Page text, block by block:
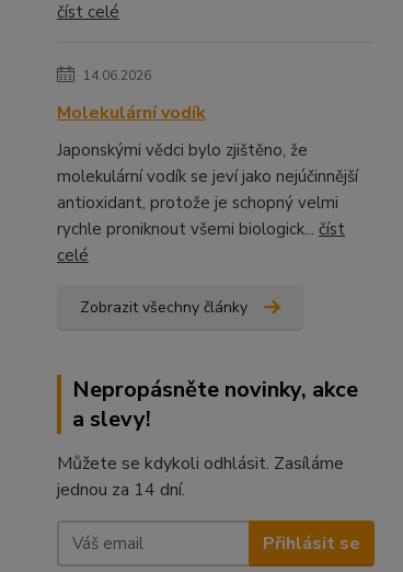
číst celé
14.06.2026
Molekulární vodík
Japonskými vědci bylo zjištěno, že
molekulární vodík se jeví jako nejúčinnější
antioxidant, protože je schopný velmi
rychle proniknout všemi biologick... číst
celé
Zobrazit všechny články
Nepropásněte novinky, akce
a slevy!
Můžete se kdykoli odhlásit. Zasíláme
jednou za 14 dní.
Přihlásit se